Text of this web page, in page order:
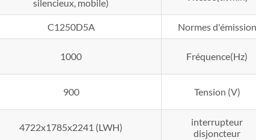
silencieux, mobile)
C1250D5A Normes d'émission
1000 Fréquence(Hz)
900 Tension (V)
4722x1785x2241 (LWH)
interrupteur
disjoncteur